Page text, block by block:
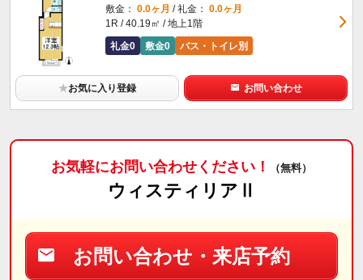
敷金： 0.0ヶ月 / 礼金： 0.0ヶ月
1R / 40.19㎡ / 地上1階
礼金0
敷金0 バス・トイレ別
★お気に入り登録 お問い合わせ
お気軽にお問い合わせください！ （無料）
ウィスティリアⅡ
お問い合わせ・来店予約